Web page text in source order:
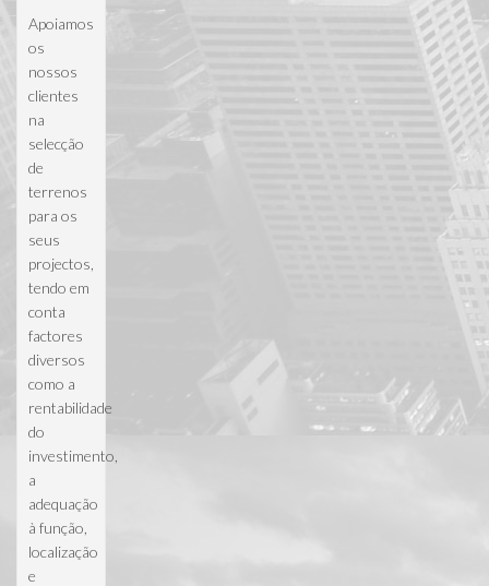
Apoiamos
os
nossos
clientes
na
selecção
de
terrenos
para os
seus
projectos,
tendo em
conta
factores
diversos
como a
rentabilidade
do
investimento,
a
adequação
à função,
localização
e